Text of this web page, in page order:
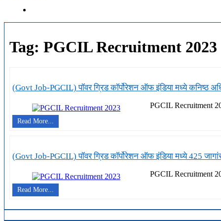
Tag: PGCIL Recruitment 2023
(Govt Job-PGCIL) पॉवर ग्रिड कॉर्पोरेशन ऑफ इंडिया मध्ये कनिष्ठ
PGCIL Recruitment
Read More...
Job-
ग्रिड
कॉर्पोरेशन
इंडिया
मध्ये
(Govt Job-PGCIL) पॉवर ग्रिड कॉर्पोरेशन ऑफ इंडिया मध्ये 425
PGCIL Recruitment
Read More...
Job-
पॉवर